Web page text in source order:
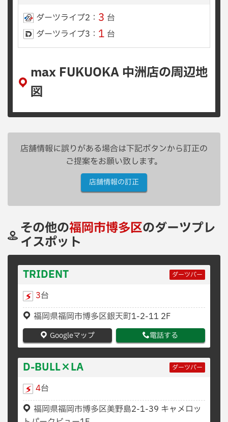
ダーツライブ2： 3 台
ダーツライブ3： 1 台
max FUKUOKA 中洲店の周辺地
図
店舗情報に誤りがある場合は下記ボタンから訂正の
ご提案をお願い致します。
店舗情報の訂正
その他の福岡市博多区のダーツプレ
イスポット
TRIDENT ダーツバー
3台
福岡県福岡市博多区銀天町1-2-11 2F
Googleマップ 電話する
D-BULL×LA ダーツバー
4台
福岡県福岡市博多区美野島2-1-39 キャメロッ